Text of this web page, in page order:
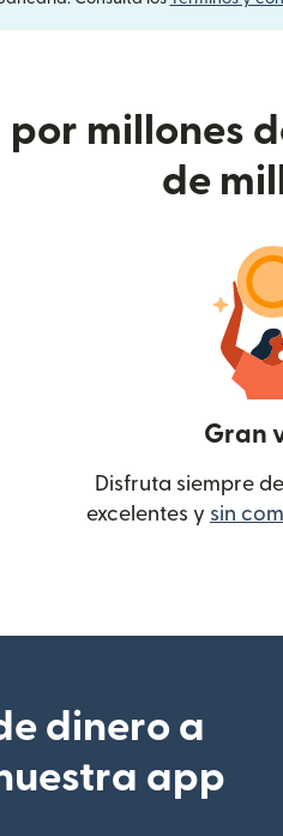
por millones
de
Gran
Disfruta siempre
excelentes y sin
dinero a
app